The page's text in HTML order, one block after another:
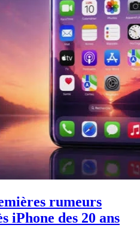
rumeurs
iPhone des 20 ans